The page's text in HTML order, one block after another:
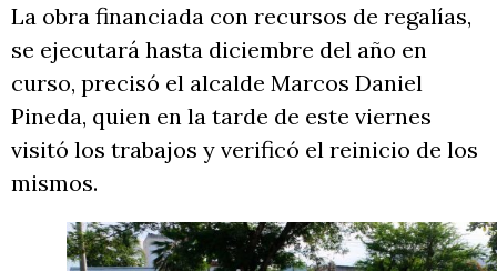
La obra financiada con recursos de regalías,
se ejecutará hasta diciembre del año en
curso, precisó el alcalde Marcos Daniel
Pineda, quien en la tarde de este viernes
visitó los trabajos y verificó el reinicio de los
mismos.